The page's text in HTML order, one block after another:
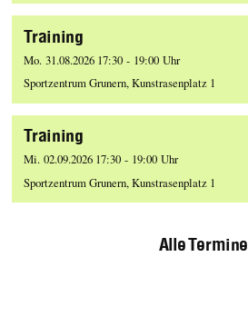
Training
Mo. 31.08.2026 17:30 - 19:00 Uhr
Sportzentrum Grunern, Kunstrasenplatz 1
Training
Mi. 02.09.2026 17:30 - 19:00 Uhr
Sportzentrum Grunern, Kunstrasenplatz 1
Alle Termine